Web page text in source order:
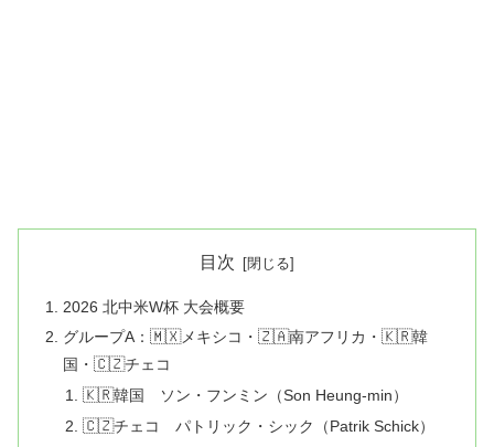
目次
2026 北中米W杯 大会概要
グループA：🇲🇽メキシコ・🇿🇦南アフリカ・🇰🇷韓
国・🇨🇿チェコ
🇰🇷韓国 ソン・フンミン（Son Heung-min）
🇨🇿チェコ パトリック・シック（Patrik Schick）